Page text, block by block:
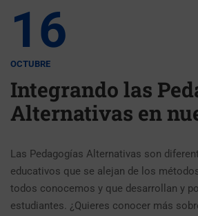
16
OCTUBRE
Integrando las
Alternativas en
Las Pedagogías Alternativas son
educativos que se alejan de los
todos conocemos y que desarrollan y
estudiantes. ¿Quieres conocer más